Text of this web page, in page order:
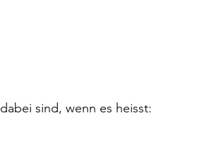
sind, wenn es heisst: